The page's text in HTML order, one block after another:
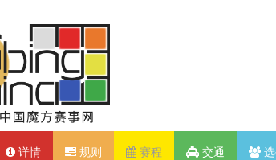
详情 规则 赛程 交通